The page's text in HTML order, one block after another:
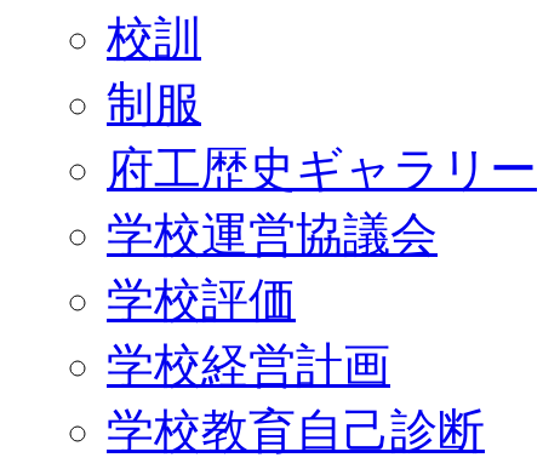
校訓
制服
府工歴史ギャラリー
学校運営協議会
学校評価
学校経営計画
学校教育自己診断